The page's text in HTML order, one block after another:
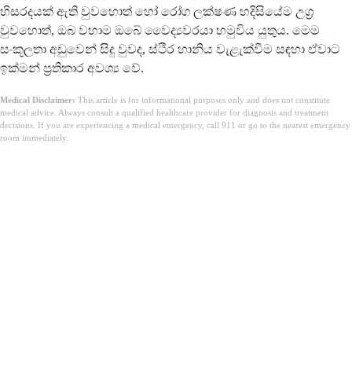
හිසරදයක් ඇති වුවහොත් හෝ රෝග ලක්ෂණ හදිසියේම උග්‍ර
වුවහොත්, ඔබ වහාම ඔබේ වෛද්‍යවරයා හමුවිය යුතුය. මෙම
සංකූලතා අඩුවෙන් සිදු වුවද, ස්ථිර හානිය වැළැක්වීම සඳහා ඒවාට
ඉක්මන් ප්‍රතිකාර අවශ්‍ය වේ.
Medical Disclaimer: This article is for informational purposes only and does not constitute
medical advice. Always consult a qualified healthcare provider for diagnosis and treatment
decisions. If you are experiencing a medical emergency, call 911 or go to the nearest emergency
room immediately.